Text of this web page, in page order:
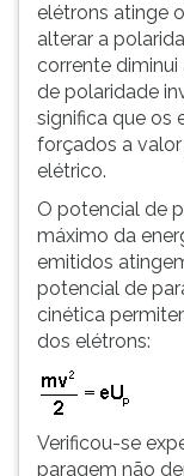
elétrons atinge
alterar a
corrente diminui
de polaridade
significa que os
forçados a
elétrico.
O potencial de
máximo da
emitidos
potencial de
cinética
dos elétrons:
Verificou-se
paragem não